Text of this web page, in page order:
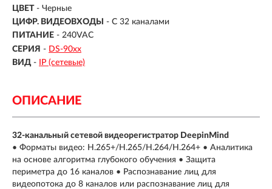
ЦВЕТ - Черные
ЦИФР. ВИДЕОВХОДЫ
- С 32 каналами
ПИТАНИЕ - 240VAC
СЕРИЯ - DS-90хх
ВИД - IP (сетевые)
ОПИСАНИЕ
32-канальный сетевой видеорегистратор DeepinMind
• Форматы видео: H.265+/H.265/H.264/H.264+ • Аналитика
на основе алгоритма глубокого обучения • Защита
периметра до 16 каналов • Распознавание лиц для
видеопотока до 8 каналов или распознавание лиц для